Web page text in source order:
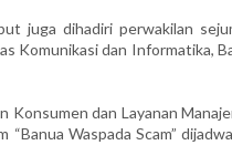
juga dihadiri perwakilan
Komunikasi dan Informatika,
Konsumen dan Layanan
Waspada Scam”